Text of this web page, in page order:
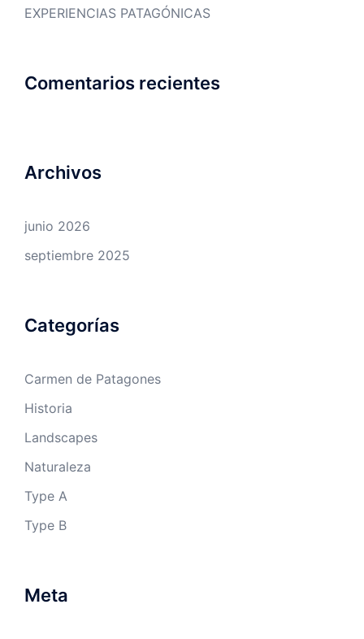
EXPERIENCIAS PATAGÓNICAS
Comentarios recientes
Archivos
junio 2026
septiembre 2025
Categorías
Carmen de Patagones
Historia
Landscapes
Naturaleza
Type A
Type B
Meta